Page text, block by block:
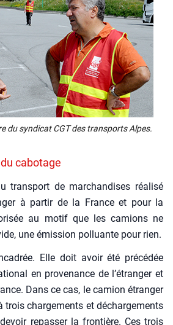
du syn­di­cat CGT des trans­ports Alpes.
cabotage
trans­port de mar­chan­dises réa­li­sé
à par­tir de la France et pour la
au motif que les camions ne
une émis­sion pol­luante pour rien.
Elle doit avoir été pré­cé­dée
en pro­ve­nance de l’é­tran­ger et
Dans ce cas, le camion étran­ger
trois char­ge­ments et déchar­ge­ments
repas­ser la fron­tière. Ces trois